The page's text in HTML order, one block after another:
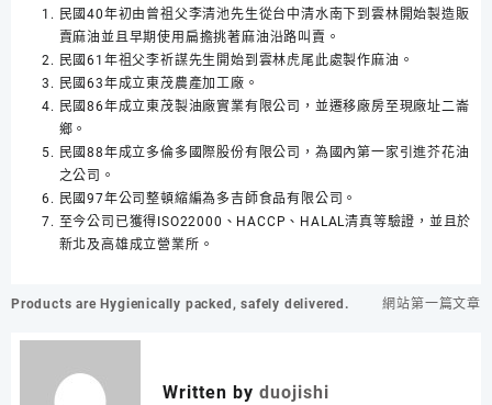
民國40年初由曾祖父李清池先生從台中清水南下到雲林開始製造販
賣麻油並且早期使用扁擔挑著麻油沿路叫賣。
民國61年祖父李祈謀先生開始到雲林虎尾此處製作麻油。
民國63年成立東茂農產加工廠。
民國86年成立東茂製油廠實業有限公司，並遷移廠房至現廠址二崙
鄉。
民國88年成立多倫多國際股份有限公司，為國內第一家引進芥花油
之公司。
民國97年公司整頓縮編為多吉師食品有限公司。
至今公司已獲得ISO22000、HACCP、HALAL清真等驗證，並且於
新北及高雄成立營業所。
文
Products are Hygienically packed, safely delivered. 網站第一篇文章
Written by duojishi